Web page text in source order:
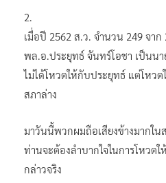
2.
เมื่อปี 2562 ส.ว. จำนวน 249 จา
พล.อ.ประยุทธ์ จันทร์โอชา เป็นน
ไม่ได้โหวตให้กับประยุทธ์ แต่โหว
สภาล่าง
มาวันนี้พวกผมถือเสียงข้างมากใน
ท่านจะต้องลำบากใจในการโหวต
กล่าวจริง